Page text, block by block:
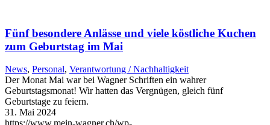
Fünf besondere Anlässe und viele köstliche Kuchen
zum Geburtstag im Mai
News, Personal, Verantwortung / Nachhaltigkeit
Der Monat Mai war bei Wagner Schriften ein wahrer
Geburtstagsmonat! Wir hatten das Vergnügen, gleich fünf
Geburtstage zu feiern.
31. Mai 2024